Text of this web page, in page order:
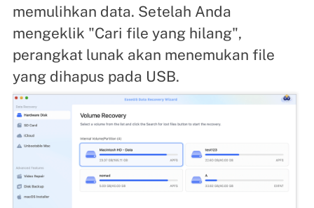
memulihkan data. Setelah Anda
mengeklik "Cari file yang hilang",
perangkat lunak akan menemukan file
yang dihapus pada USB.